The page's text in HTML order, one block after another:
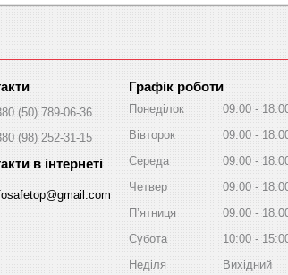
(50) 789-06-36
(98) 252-31-15
Графік роботи
Понеділок 09:00
Вівторок
09:00
Середа
09:00
Четвер
09:00
Пʼятниця
09:00
Субота
10:00
Неділя
Вихідний